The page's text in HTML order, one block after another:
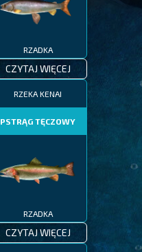
RZADKA
CZYTAJ WIĘCEJ
RZEKA KENAI
PSTRĄG TĘCZOWY
RZADKA
CZYTAJ WIĘCEJ